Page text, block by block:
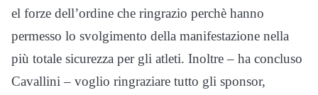
el forze dell’ordine che ringrazio perchè hanno
permesso lo svolgimento della manifestazione nella
più totale sicurezza per gli atleti. Inoltre – ha concluso
Cavallini – voglio ringraziare tutto gli sponsor,